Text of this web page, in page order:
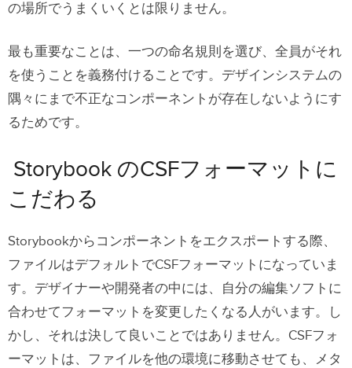
の場所でうまくいくとは限りません。
最も重要なことは、一つの命名規則を選び、全員がそれ
を使うことを義務付けることです。デザインシステムの
隅々にまで不正なコンポーネントが存在しないようにす
るためです。
Storybook のCSFフォーマットに
こだわる
Storybookからコンポーネントをエクスポートする際、
ファイルはデフォルトでCSFフォーマットになっていま
す。デザイナーや開発者の中には、自分の編集ソフトに
合わせてフォーマットを変更したくなる人がいます。し
かし、それは決して良いことではありません。CSFフォ
ーマットは、ファイルを他の環境に移動させても、メタ